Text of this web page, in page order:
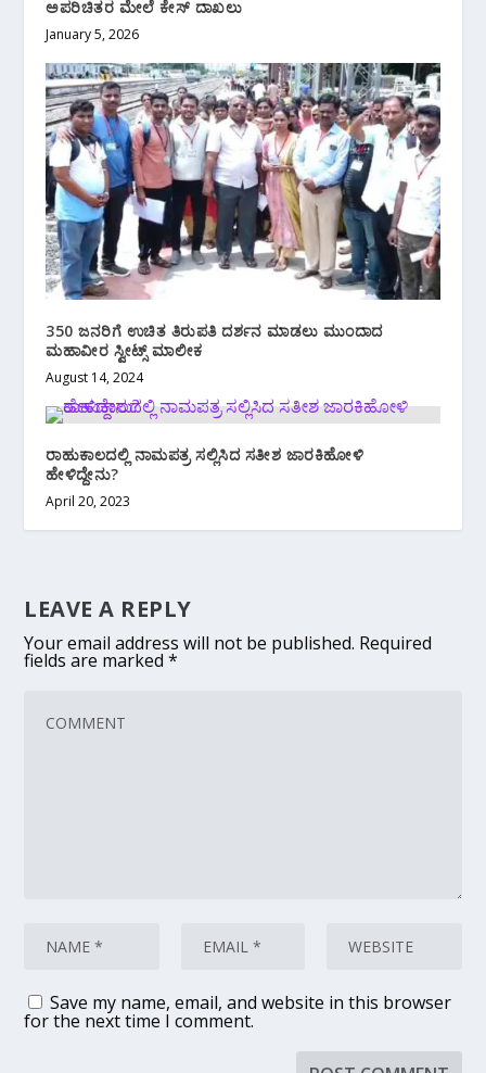
ಅಪರಿಚಿತರ ಮೇಲೆ ಕೇಸ್ ದಾಖಲು
January 5, 2026
350 ಜನರಿಗೆ ಉಚಿತ ತಿರುಪತಿ ದರ್ಶನ‌ ಮಾಡಲು‌ ಮುಂದಾದ
ಮಹಾವೀರ ಸ್ವೀಟ್ಸ್ ಮಾಲೀಕ
August 14, 2024
ರಾಹುಕಾಲದಲ್ಲಿ ನಾಮಪತ್ರ ಸಲ್ಲಿಸಿದ ಸತೀಶ ಜಾರಕಿಹೋಳಿ
ಹೇಳಿದ್ದೇನು?
April 20, 2023
LEAVE A REPLY
Your email address will not be published. Required
fields are marked*
Save my name, email, and website in this browser
for the next time I comment.